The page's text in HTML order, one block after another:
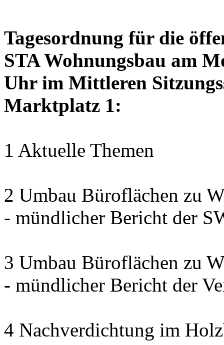
Tagesordnung für die
STA Wohnungsbau am
Uhr im Mittleren
Marktplatz 1:
1 Aktuelle Themen
2 Umbau Büroflächen zu
- mündlicher Bericht der
3 Umbau Büroflächen zu
- mündlicher Bericht der
4 Nachverdichtung im